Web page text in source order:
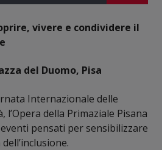
vivere e condividere il
del Duomo, Pisa
Internazionale delle
l’Opera della Primaziale Pisana
pensati per sensibilizzare